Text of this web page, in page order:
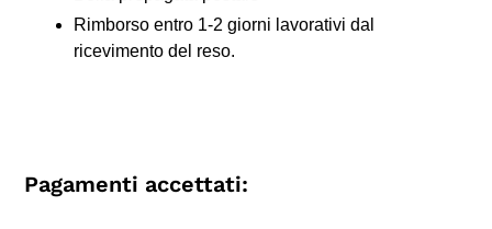
Rimborso entro 1-2 giorni lavorativi dal
ricevimento del reso.
Pagamenti accettati: